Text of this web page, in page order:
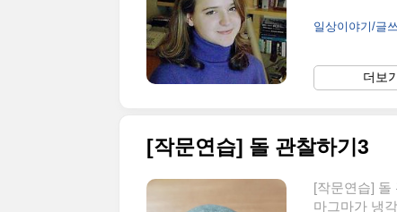
기 자체는 중
있습니다. 전
지고 있는 역
일상이야기/글
더보
[작문연습] 돌 관찰하기3
[작문연습] 돌
마그마가 냉